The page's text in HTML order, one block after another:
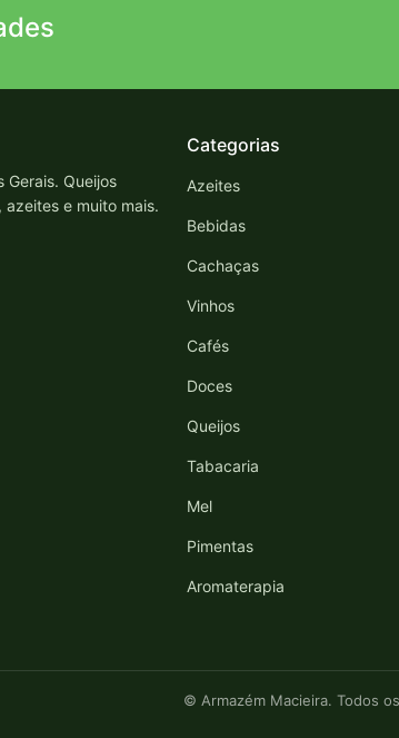
Gerais. Queijos
e muito mais.
Categorias
Azeites
Bebidas
Cachaças
Vinhos
Cafés
Doces
Queijos
Tabacaria
Mel
Pimentas
Aromaterapia
© Armazém Macieira. Todos